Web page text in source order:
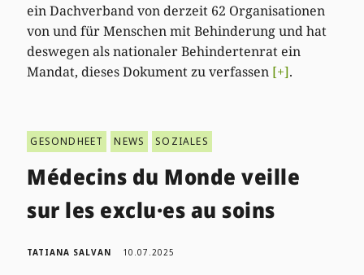
ein Dachverband von derzeit 62 Organisationen
von und für Menschen mit Behinderung und hat
deswegen als nationaler Behindertenrat ein
Mandat, dieses Dokument zu verfassen [+].
GESONDHEET NEWS SOZIALES
Médecins du Monde veille
sur les exclu·es au soins
TATIANA SALVAN 10.07.2025